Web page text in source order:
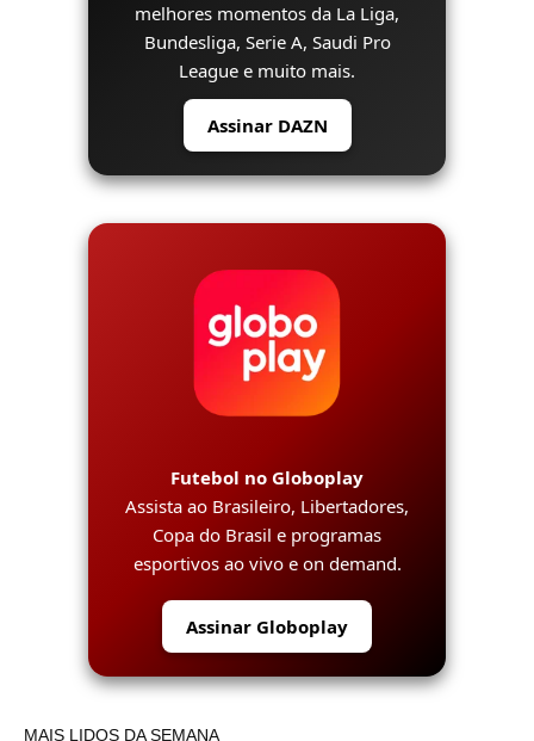
melhores momentos da La Liga,
Bundesliga, Serie A, Saudi Pro
League e muito mais.
Assinar DAZN
Futebol no Globoplay
Assista ao Brasileiro, Libertadores,
Copa do Brasil e programas
esportivos ao vivo e on demand.
Assinar Globoplay
MAIS LIDOS DA SEMANA